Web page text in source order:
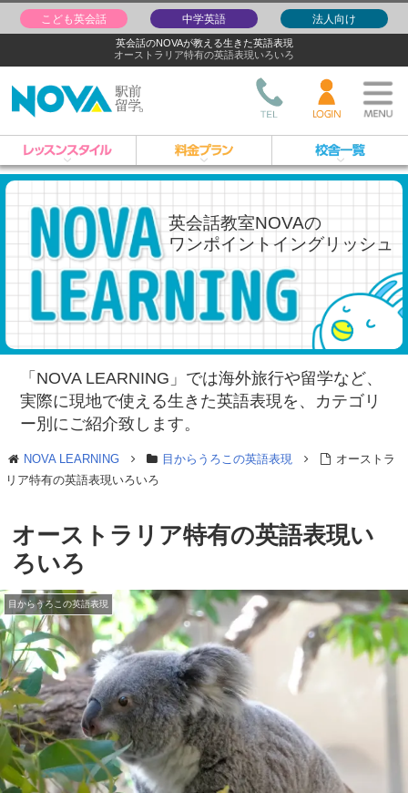
英会話のNOVAが教える生きた英語表現
オーストラリア特有の英語表現いろいろ
こども英会話 中学英語 法人向け
英会話教室NOVAの
ワンポイントイングリッシュ
「NOVA LEARNING」では海外旅行や留学など、
実際に現地で使える生きた英語表現を、 カテゴリ
ー別にご紹介致します。
NOVA LEARNING 目からうろこの英語表現
オーストラ
リア特有の英語表現いろいろ
オーストラリア特有の英語表現い
ろいろ
目からうろこの英語表現